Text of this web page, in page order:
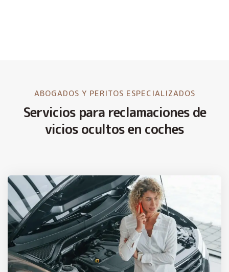
ABOGADOS Y PERITOS ESPECIALIZADOS
Servicios para reclamaciones de
vicios ocultos en coches